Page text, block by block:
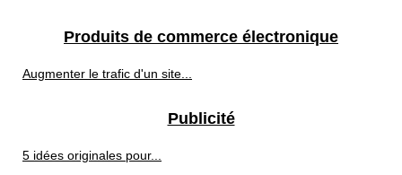
Produits de commerce électronique
Augmenter le trafic d'un site...
Publicité
5 idées originales pour...